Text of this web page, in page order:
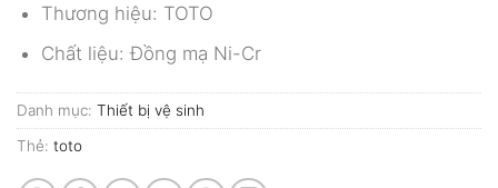
Thương hiệu: TOTO
Chất liệu: Đồng mạ Ni-Cr
Danh mục: Thiết bị vệ sinh
Thẻ: toto